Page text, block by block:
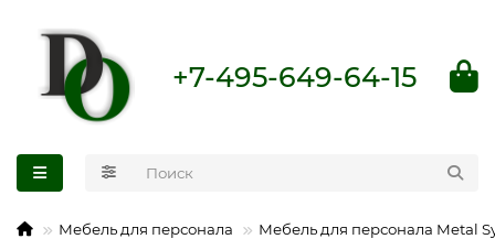
+7-495-649-64-15
Мебель для персонала Мебель для персонала Metal